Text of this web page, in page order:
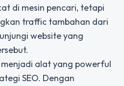
di mesin pencari, tetapi
traffic tambahan dari
website yang
alat yang powerful
SEO. Dengan